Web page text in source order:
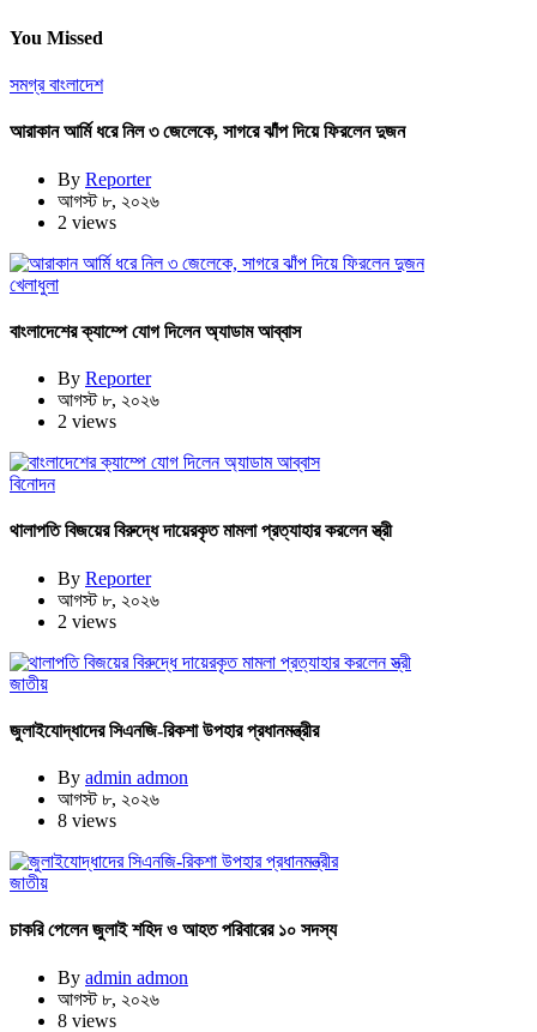
You Missed
সমগ্র বাংলাদেশ
আরাকান আর্মি ধরে নিল ৩ জেলেকে, সাগরে ঝাঁপ দিয়ে ফিরলেন দুজন
By Reporter
আগস্ট ৮, ২০২৬
2 views
খেলাধুলা
বাংলাদেশের ক্যাম্পে যোগ দিলেন অ্যাডাম আব্বাস
By Reporter
আগস্ট ৮, ২০২৬
2 views
বিনোদন
থালাপতি বিজয়ের বিরুদ্ধে দায়েরকৃত মামলা প্রত্যাহার করলেন স্ত্রী
By Reporter
আগস্ট ৮, ২০২৬
2 views
জাতীয়
জুলাইযোদ্ধাদের সিএনজি-রিকশা উপহার প্রধানমন্ত্রীর
By admin admon
আগস্ট ৮, ২০২৬
8 views
জাতীয়
চাকরি পেলেন জুলাই শহিদ ও আহত পরিবারের ১০ সদস্য
By admin admon
আগস্ট ৮, ২০২৬
8 views